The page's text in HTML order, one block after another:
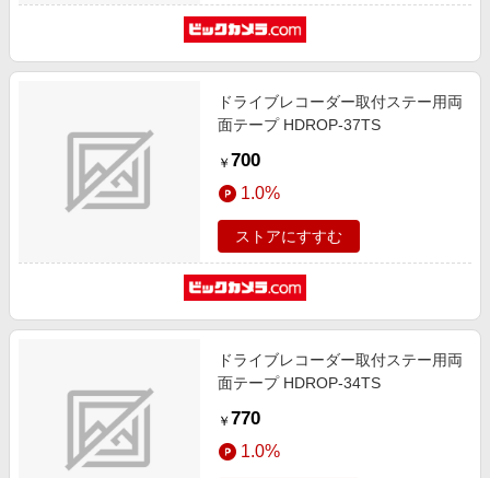
ドライブレコーダー取付ステー用両
面テープ HDROP-37TS
￥ 700
1.0%
ストアにすすむ
ドライブレコーダー取付ステー用両
面テープ HDROP-34TS
￥ 770
1.0%